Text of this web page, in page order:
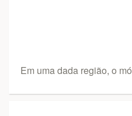
Em uma dada região, o